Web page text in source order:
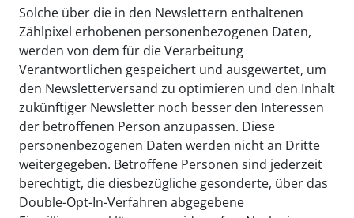
Solche über die in den Newslettern enthaltenen
Zählpixel erhobenen personenbezogenen Daten,
werden von dem für die Verarbeitung
Verantwortlichen gespeichert und ausgewertet, um
den Newsletterversand zu optimieren und den Inhalt
zukünftiger Newsletter noch besser den Interessen
der betroffenen Person anzupassen. Diese
personenbezogenen Daten werden nicht an Dritte
weitergegeben. Betroffene Personen sind jederzeit
berechtigt, die diesbezügliche gesonderte, über das
Double-Opt-In-Verfahren abgegebene